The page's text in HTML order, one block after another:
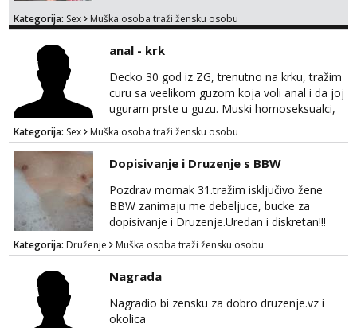
nemam ali ako smo za druženje možemo
Kategorija: Sex Muška osoba traži žensku osobu
anal - krk
Decko 30 god iz ZG, trenutno na krku, tražim
curu sa veelikom guzom koja voli anal i da joj
uguram prste u guzu. Muski homoseksualci,
parovi i transiči odjebite, ne zanimate me. Bilo
kakva placanja opcenito (gotovina) ili
unaprijed (aircash, paysafecard, bonovi) ne
dolaze u obzir. Javit se prvo porukom na
whatsapp 0958048882.
Kategorija: Sex Muška osoba traži žensku osobu
Dopisivanje i Druzenje s BBW
Pozdrav momak 31.tražim isključivo žene
BBW zanimaju me debeljuce, bucke za
dopisivanje i Druzenje.Uredan i diskretan!!!
Kategorija: Druženje Muška osoba traži žensku osobu
Nagrada
Nagradio bi zensku za dobro druzenje.vz i
okolica